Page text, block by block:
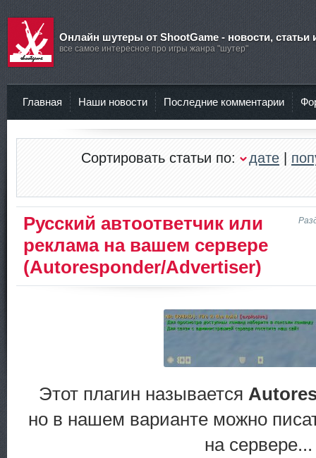
Онлайн шутеры от ShootGame - новости, статьи
все самое интересное про игры жанра "шутер"
Главная Наши новости Последние комментарии
Сортировать статьи по: дате
Русский автоответчик или
реклама на вашем сервере
(Autoresponder/Advertiser)
Этот плагин называется
но в нашем варианте можно
на сервере...